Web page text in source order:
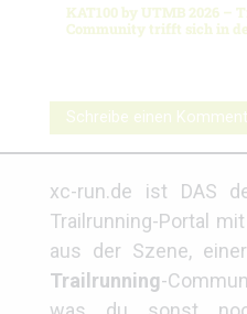
KAT100 by UTMB 2026 –
Community trifft sich in
Schreibe einen
xc-run.de ist DAS
Trailrunning-Portal
aus der Szene,
Trailrunning-